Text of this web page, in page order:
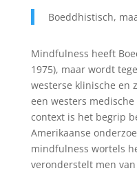
Boeddhistisch,
Mindfulness heeft
1975), maar wordt
westerse klinische en
een westers
context is het begrip
Amerikaanse
mindfulness wortels
veronderstelt men